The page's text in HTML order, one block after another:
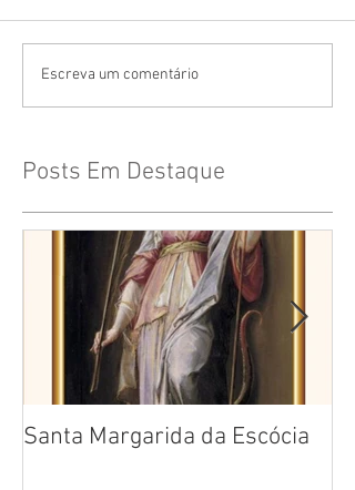
Escreva um comentário
Posts Em Destaque
Santa Margarida da Escócia